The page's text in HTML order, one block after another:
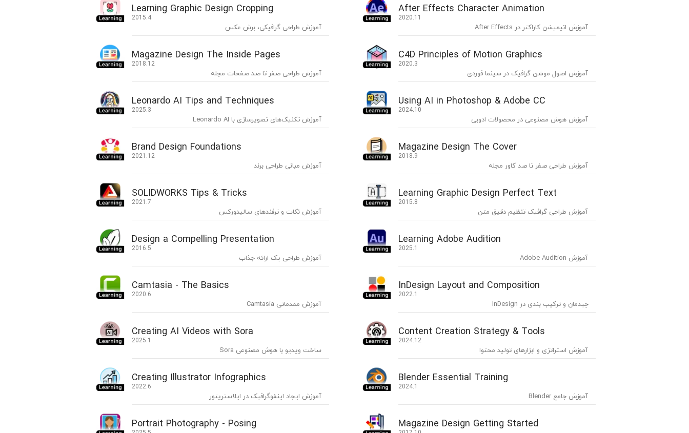
Learning Graphic Design Cropping
2015.4
آموزش طراحی گرافیکی، برش عکس
After Effects Character Animation
2020.11
آموزش انیمیشن کاراکتر در After Effects
Magazine Design The Inside Pages
2018.12
آموزش طراحی صفر تا صد صفحات مجله
C4D Principles of Motion Graphics
2020.3
آموزش اصول موشن گرافیک در سینما فوردی
Leonardo AI Tips and Techniques
2025.3
آموزش تکنیک‌های تصویرسازی با Leonardo AI
Using AI in Photoshop & Adobe CC
2024.10
آموزش هوش مصنوعی در محصولات ادوبی
Brand Design Foundations
2021.12
آموزش مبانی طراحی برند
Magazine Design The Cover
2018.9
آموزش طراحی صفر تا صد کاور مجله
SOLIDWORKS Tips & Tricks
2021.7
آموزش نکات و ترفندهای سالیدورکس
Learning Graphic Design Perfect Text
2015.8
آموزش طراحی گرافیک تنظیم دقیق متن
Design a Compelling Presentation
2016.5
آموزش طراحی یک ارائه جذاب
Learning Adobe Audition
2025.1
آموزش Adobe Audition
Camtasia - The Basics
2020.6
آموزش مقدماتی Camtasia
InDesign Layout and Composition
2022.1
چیدمان و ترکیب بندی در InDesign
Creating AI Videos with Sora
2025.1
ساخت ویدیو با هوش مصنوعی Sora
Content Creation Strategy & Tools
2024.12
آموزش استراتژی و ابزارهای تولید محتوا
Creating Illustrator Infographics
2022.6
آموزش ایجاد اینفوگرافیک در ایلاستریتور
Blender Essential Training
2024.1
آموزش جامع Blender
Portrait Photography - Posing Magazine Design Getting Started